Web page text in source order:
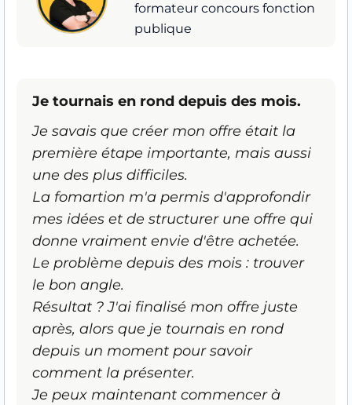
formateur concours fonction
publique
Je tournais en rond depuis des mois.
Je savais que créer mon offre était la
première étape importante, mais aussi
une des plus difficiles.
La fomartion m'a permis d'approfondir
mes idées et de structurer une offre qui
donne vraiment envie d'être achetée.
Le problème depuis des mois : trouver
le bon angle.
Résultat ? J'ai finalisé mon offre juste
après, alors que je tournais en rond
depuis un moment pour savoir
comment la présenter.
Je peux maintenant commencer à